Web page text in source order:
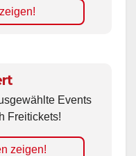
Events
Freitickets!
zeigen!